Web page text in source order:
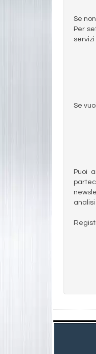
Se
Per
Se
Puoi